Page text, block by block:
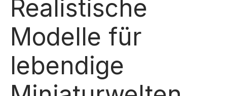
Realistische
Modelle für
lebendige